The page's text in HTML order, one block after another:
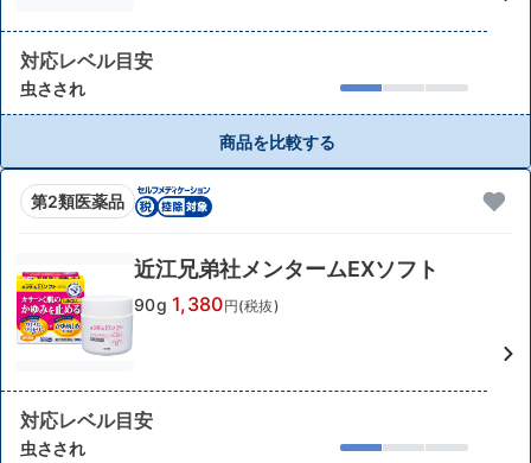
対応レベル目安
虫さされ
商品を比較する
第2類医薬品
近江兄弟社メンタームEXソフト
90g 1,380円(税抜)
対応レベル目安
虫さされ